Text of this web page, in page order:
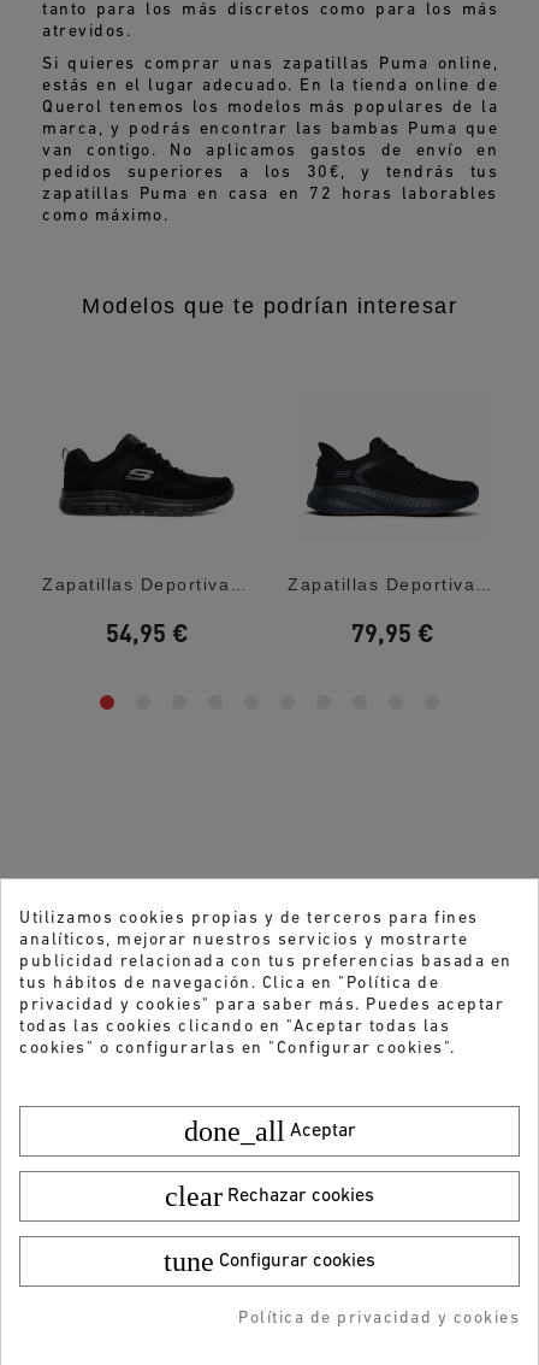
Talla: 40
54,95 € AÑADIR AL CARRITO
tanto para los más discretos como para los más
atrevidos.
Si quieres comprar unas zapatillas Puma online,
estás en el lugar adecuado. En la tienda online de
Querol tenemos los modelos más populares de la
marca, y podrás encontrar las bambas Puma que
van contigo. No aplicamos gastos de envío en
pedidos superiores a los 30€, y tendrás tus
zapatillas Puma en casa en 72 horas laborables
como máximo.
Modelos que te podrían interesar
54,95 € 79,95 €
¿Quieres recibir nuestras ofertas y
novedades?
-5% DTO + Envío Gratis
Utilizamos cookies propias y de terceros para fines
analíticos, mejorar nuestros servicios y mostrarte
publicidad relacionada con tus preferencias basada en
tus hábitos de navegación. Clica en "Política de
privacidad y cookies" para saber más. Puedes aceptar
todas las cookies clicando en "Aceptar todas las
cookies" o configurarlas en "Configurar cookies".
done_all Aceptar
clear Rechazar cookies
tune Configurar cookies
Política de privacidad y cookies